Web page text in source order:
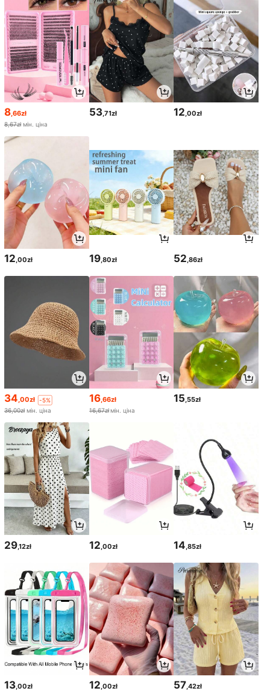
8 ,66zł
8,67zł мін. ціна
53,71zł 12 ,00zł
12,00zł 19,80zł 52,86zł
34,00zł
-5%
36,00zł мін. ціна
16,66zł
16,67złмін. ціна
15,55zł
29,12zł 12 ,00zł 14 ,85zł
13 ,00zł 12 ,00zł 57 ,42zł